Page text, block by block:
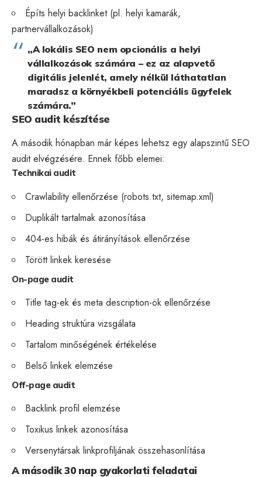
Építs helyi backlinket (pl. helyi kamarák,
partnervállalkozások)
„A lokális SEO nem opcionális a helyi
vállalkozások számára – ez az alapvető
digitális jelenlét, amely nélkül láthatatlan
maradsz a környékbeli potenciális ügyfelek
számára.”
SEO audit készítése
A második hónapban már képes lehetsz egy alapszintű SEO
audit elvégzésére. Ennek főbb elemei:
Technikai audit
Crawlability ellenőrzése (robots.txt, sitemap.xml)
Duplikált tartalmak azonosítása
404-es hibák és átirányítások ellenőrzése
Törött linkek keresése
On-page audit
Title tag-ek és meta description-ök ellenőrzése
Heading struktúra vizsgálata
Tartalom minőségének értékelése
Belső linkek elemzése
Off-page audit
Backlink profil elemzése
Toxikus linkek azonosítása
Versenytársak linkprofiljának összehasonlítása
A második 30 nap gyakorlati feladatai